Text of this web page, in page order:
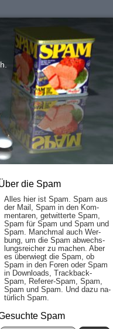
die Spam
Alles hier ist Spam. Spam aus
der Mail, Spam in den Kom­
men­taren, ge­twit­ter­te Spam,
Spam für Spam und Spam und
Spam. Manch­mal auch Wer­
bung, um die Spam ab­wechs­
lungs­reich­er zu mach­en. Aber
es über­wiegt die Spam, ob
Spam in den Fo­ren oder Spam
in Down­loads, Track­back-
Spam, Re­fe­rer-Spam, Spam,
Spam und Spam. Und da­zu na­
tür­lich Spam.
Spam